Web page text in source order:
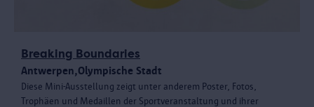
Breaking Boundaries
Antwerpen,Olympische Stadt
Diese Mini-Ausstellung zeigt unter anderem Poster, Fotos,
Trophäen und Medaillen der Sportveranstaltung und ihrer